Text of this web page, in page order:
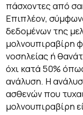
πάσχοντες από
Επιπλέον,
δεδομένων της
μολνουπιραβίρη
νοσηλείας ή
όχι κατά 50%
ανάλυση. Η
ασθενών που
μολνουπιραβίρη